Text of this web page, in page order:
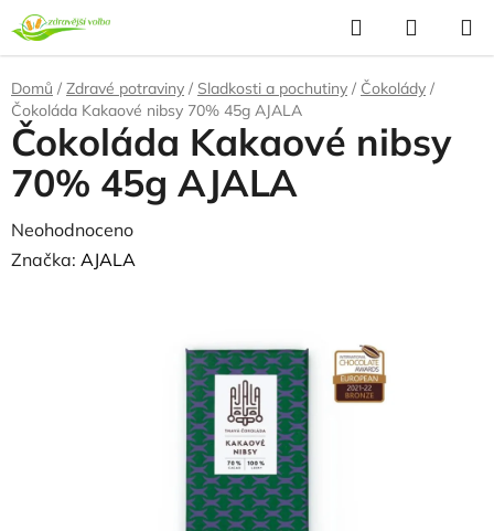
Přejít
na
obsah
Hledat
KOŠÍK
Domů / Zdravé potraviny / Sladkosti a pochutiny / Čokolády /
Čokoláda Kakaové nibsy 70% 45g AJALA
Čokoláda Kakaové nibsy
70% 45g AJALA
Průměrné
hodnocení
Neohodnoceno
Značka: AJALA